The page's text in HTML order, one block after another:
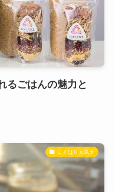
るごはんの魅力と
よくばり元気玉